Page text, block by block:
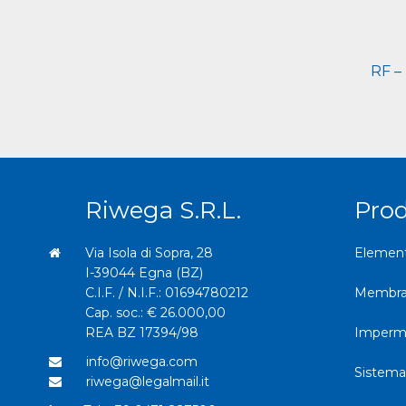
RF
Riwega S.r.l.
Via Isola di Sopra, 28
I-39044 Egna (BZ)
C.I.F. / N.I.F.: 01694780212
Cap. soc.: € 26.000,00
REA BZ 17394/98
info@riwega.com
riwega@legalmail.it